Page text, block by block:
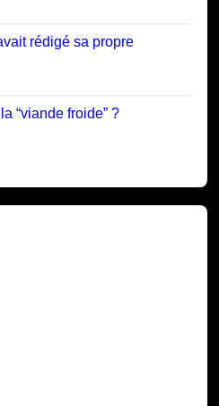
rédigé sa propre
“viande froide” ?